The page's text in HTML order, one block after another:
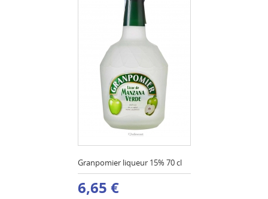
Granpomier liqueur 15% 70 cl
6,65 €